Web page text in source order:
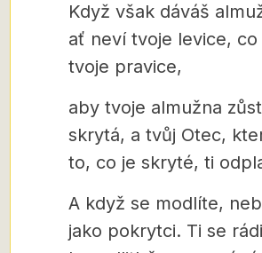
Když však dáváš
ať neví tvoje levice, co
tvoje pravice,
aby tvoje almužna
skrytá, a tvůj Otec,
to, co je skryté, ti
A když se modlíte,
jako pokrytci. Ti se